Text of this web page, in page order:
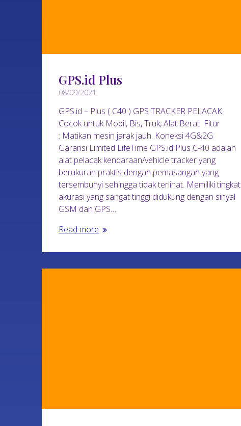
GPS.id Plus
08/09/2021
GPS.id – Plus ( C40 ) GPS TRACKER PELACAK
Cocok untuk Mobil, Bis, Truk, Alat Berat Fitur
: Matikan mesin jarak jauh. Koneksi 4G&2G
Garansi Limited LifeTime GPS.id Plus C-40 adalah
alat pelacak kendaraan/vehicle tracker yang
berukuran praktis dengan pemasangan yang
tersembunyi sehingga tidak terlihat. Memiliki tingkat
akurasi yang sangat tinggi didukung dengan sinyal
GSM dan GPS…
Read more